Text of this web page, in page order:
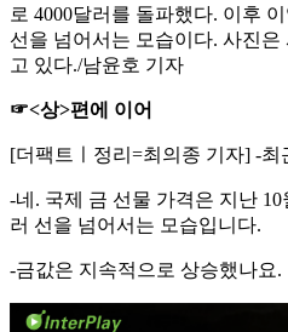
로 4000달러를 돌파했다. 이후
선을 넘어서는 모습이다. 사진
고 있다./남윤호 기자
☞<상>편에 이어
[더팩트ㅣ정리=최의종 기자] -
-네. 국제 금 선물 가격은 지난
러 선을 넘어서는 모습입니다.
-금값은 지속적으로 상승했나요.